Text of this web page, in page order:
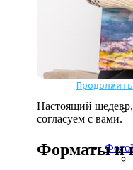
Не нашли
Мы
Настоящий шедевр,
согласуем с вами.
Форматы и